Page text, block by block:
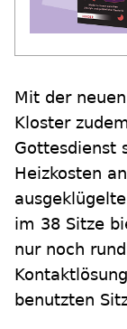
Mit der
Kloster
Gottesdienst
Heizkosten
im 38 Sitze
nur noch
benutzten